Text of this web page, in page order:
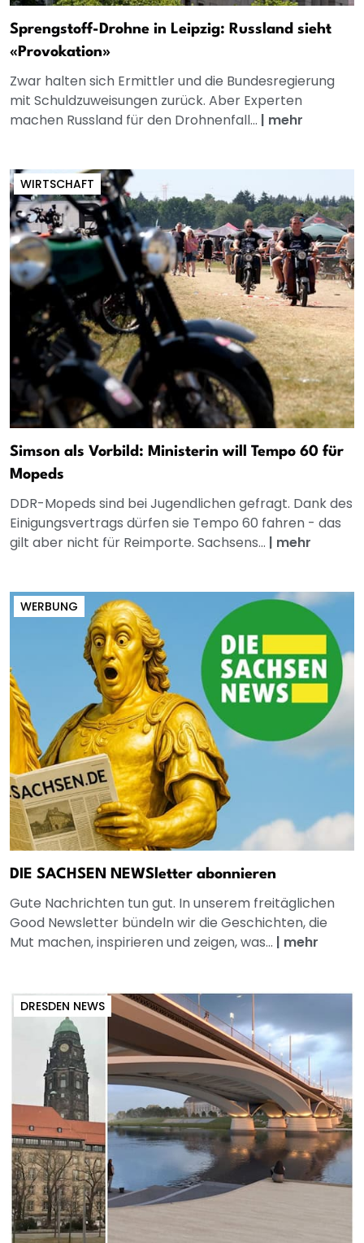
Sprengstoff-Drohne in Leipzig: Russland sieht
«Provokation»
Zwar halten sich Ermittler und die Bundesregierung
mit Schuldzuweisungen zurück. Aber Experten
machen Russland für den Drohnenfall... | mehr
WIRTSCHAFT
Simson als Vorbild: Ministerin will Tempo 60 für
Mopeds
DDR-Mopeds sind bei Jugendlichen gefragt. Dank des
Einigungsvertrags dürfen sie Tempo 60 fahren - das
gilt aber nicht für Reimporte. Sachsens... | mehr
WERBUNG
DIE SACHSEN NEWSletter abonnieren
Gute Nachrichten tun gut. In unserem freitäglichen
Good Newsletter bündeln wir die Geschichten, die
Mut machen, inspirieren und zeigen, was... | mehr
DRESDEN NEWS